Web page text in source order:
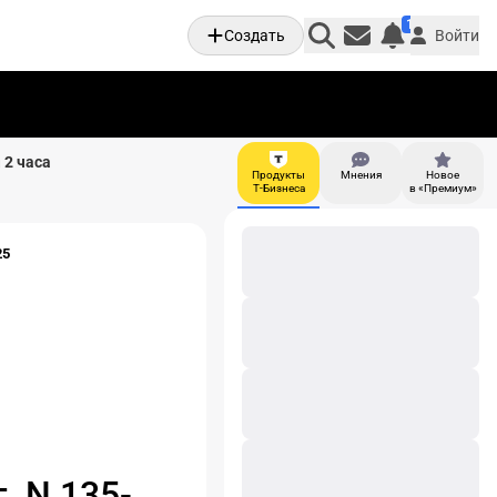
Создать
1
Личные
Войти
часа
Продукты
Т-Бизнеса
Мнения
Новое
в «Премиум»